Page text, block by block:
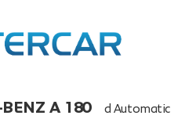
BENZ A 180
d Automatic